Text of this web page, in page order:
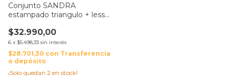
Conjunto SANDRA
estampado triangulo + less
$32.990,00
6 x $5.498,33 sin interés
$28.701,30 con Transferencia
o depósito
¡Solo quedan 2 en stock!